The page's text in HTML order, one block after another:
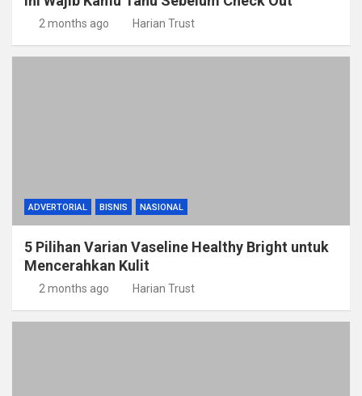
2 months ago Harian Trust
ADVERTORIAL BISNIS NASIONAL
5 Pilihan Varian Vaseline Healthy Bright untuk
Mencerahkan Kulit
2 months ago Harian Trust